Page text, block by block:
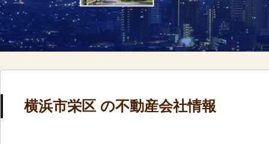
横浜市栄区 の不動産会社情報